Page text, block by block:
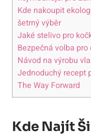
Kde nakoupit
šetrný výběr
Jaké stelivo pro
Bezpečná volba
Návod na výrobu
Jednoduchý recept
The Way Forward
Kde Najít